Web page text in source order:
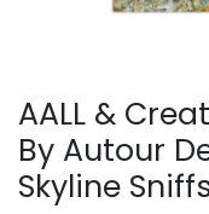
AALL &
By Autour
Skyline